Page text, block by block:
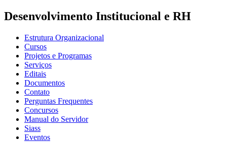
Desenvolvimento Institucional e RH
Estrutura Organizacional
Cursos
Projetos e Programas
Serviços
Editais
Documentos
Contato
Perguntas Frequentes
Concursos
Manual do Servidor
Siass
Eventos